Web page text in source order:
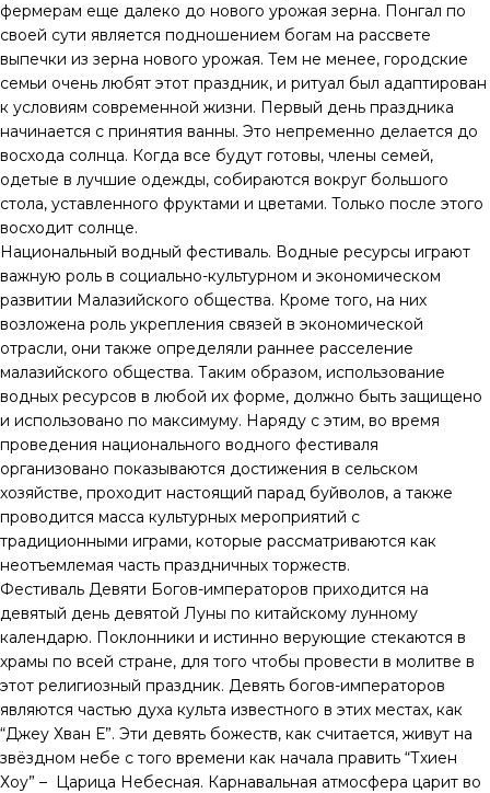
фермерам еще далеко до нового урожая зерна. Понгал по
своей сути является подношением богам на рассвете
выпечки из зерна нового урожая. Тем не менее, городские
семьи очень любят этот праздник, и ритуал был адаптирован
к условиям современной жизни. Первый день праздника
начинается с принятия ванны. Это непременно делается до
восхода солнца. Когда все будут готовы, члены семей,
одетые в лучшие одежды, собираются вокруг большого
стола, уставленного фруктами и цветами. Только после этого
восходит солнце.
Национальный водный фестиваль. Водные ресурсы играют
важную роль в социально-культурном и экономическом
развитии Малазийского общества. Кроме того, на них
возложена роль укрепления связей в экономической
отрасли, они также определяли раннее расселение
малазийского общества. Таким образом, использование
водных ресурсов в любой их форме, должно быть защищено
и использовано по максимуму. Наряду с этим, во время
проведения национального водного фестиваля
организовано показываются достижения в сельском
хозяйстве, проходит настоящий парад буйволов, а также
проводится масса культурных мероприятий с
традиционными играми, которые рассматриваются как
неотъемлемая часть праздничных торжеств.
Фестиваль Девяти Богов-императоров приходится на
девятый день девятой Луны по китайскому лунному
календарю. Поклонники и истинно верующие стекаются в
храмы по всей стране, для того чтобы провести в молитве в
этот религиозный праздник. Девять богов-императоров
являются частью духа культа известного в этих местах, как
“Джеу Хван Е”. Эти девять божеств, как считается, живут на
звёздном небе с того времени как начала править “Тхиен
Хоу” – Царица Небесная. Карнавальная атмосфера царит во